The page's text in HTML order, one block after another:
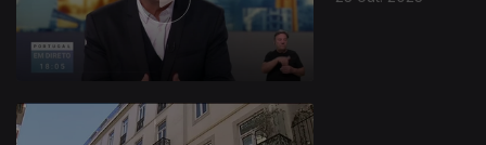
722713